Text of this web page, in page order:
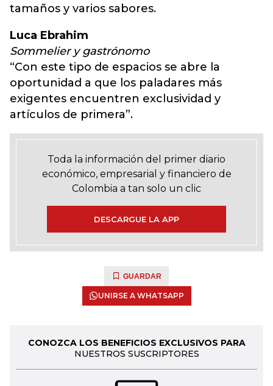
tamaños y varios sabores.
Luca Ebrahim
Sommelier y gastrónomo
“Con este tipo de espacios se abre la
oportunidad a que los paladares más
exigentes encuentren exclusividad y
artículos de primera”.
Toda la información del primer diario
económico, empresarial y financiero de
Colombia a tan solo un clic
DESCARGUE LA APP
GUARDAR
UNIRSE A WHATSAPP
CONOZCA LOS BENEFICIOS EXCLUSIVOS PARA
NUESTROS SUSCRIPTORES